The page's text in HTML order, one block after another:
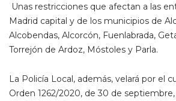
Unas restricciones que afectan a las
Madrid capital y de los municipios de
Alcobendas, Alcorcón, Fuenlabrada,
Torrejón de Ardoz, Móstoles y Parla.
La Policía Local, además, velará por el
Orden 1262/2020, de 30 de